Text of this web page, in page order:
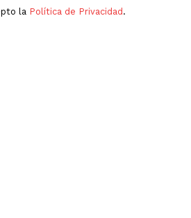
la Política de Privacidad .